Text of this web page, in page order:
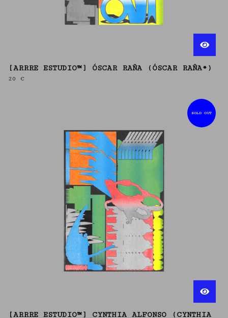
[ARRRE ESTUDIO™] ÓSCAR RAÑA (ÓSCAR RAÑA*)
20 €
SOLD OUT
[ARRRE ESTUDIO™] CYNTHIA ALFONSO (CYNTHIA